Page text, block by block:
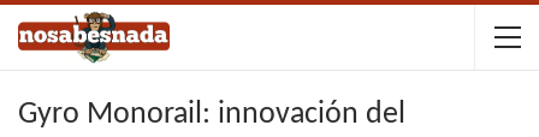
Gyro Monorail: innovación del